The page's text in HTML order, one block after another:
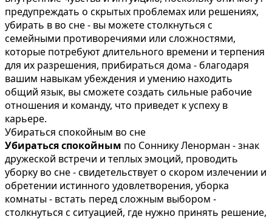
предупреждать о скрытых проблемах или решениях,
убирать в во сне - вы можете столкнуться с
семейными противоречиями или сложностями,
которые потребуют длительного времени и терпения
для их разрешения, прибираться дома - благодаря
вашим навыкам убеждения и умению находить
общий язык, вы сможете создать сильные рабочие
отношения и команду, что приведет к успеху в
карьере.
Убираться спокойным во сне
Убираться спокойным по Соннику Ленорман - знак
дружеской встречи и теплых эмоций, проводить
уборку во сне - свидетельствует о скором излечении и
обретении истинного удовлетворения, уборка
комнаты - встать перед сложным выбором -
столкнуться с ситуацией, где нужно принять решение,